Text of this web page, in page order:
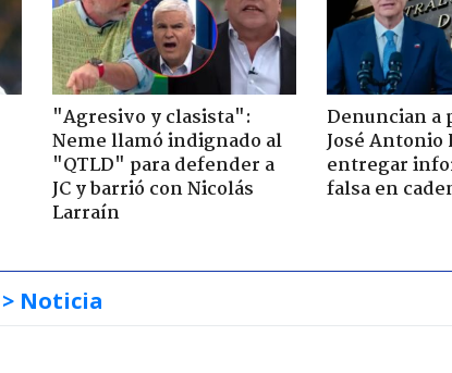
"Agresivo y clasista":
Neme llamó indignado al
"QTLD" para defender a
JC y barrió con Nicolás
Larraín
Denuncian a
José Antonio
entregar
falsa en
> Noticia